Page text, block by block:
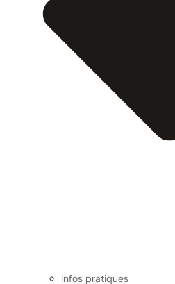
Infos pratiques